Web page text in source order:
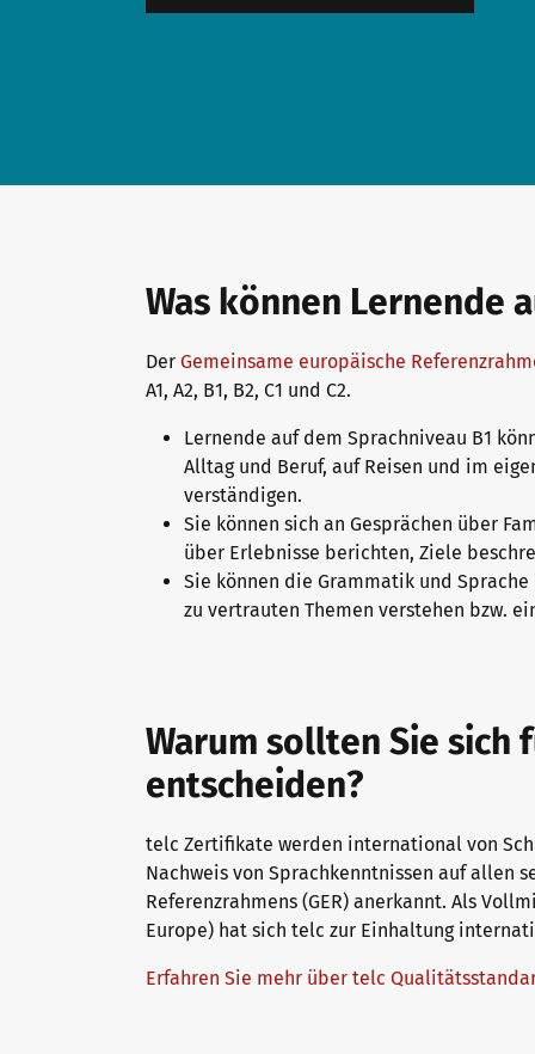
DaF/DaZ Blog
Training: Support & FAQ
Was können Lernende
Der Gemeinsame europäische
A1, A2, B1, B2, C1 und C2.
Lernende auf dem Sprachniveau B1
Alltag und Beruf, auf Reisen und im
verständigen.
Sie können sich an Gesprächen über
über Erlebnisse berichten, Ziele
Sie können die Grammatik und
zu vertrauten Themen verstehen bzw.
Warum sollten Sie sich
entscheiden?
telc Zertifikate werden international von
Nachweis von Sprachkenntnissen auf allen
Referenzrahmens (GER) anerkannt. Als
Europe) hat sich telc zur Einhaltung
Erfahren Sie mehr über telc